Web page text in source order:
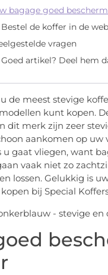
bagage goed
Bestel de koffer in de
vragen
Goed artikel? Deel hem
de meest stevige
kunt kopen.
dit merk zijn zeer
aankomen op
gaat vliegen, want
vaak niet zo
lossen. Gelukkig is
bij Special